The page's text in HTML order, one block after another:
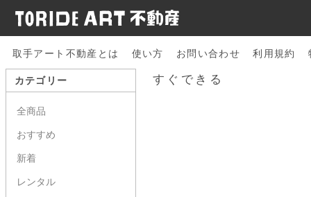
取手アート不動産とは 使い方 お問い合わせ 利用規約
カテゴリー
全商品
おすすめ
新着
レンタル
すぐできる